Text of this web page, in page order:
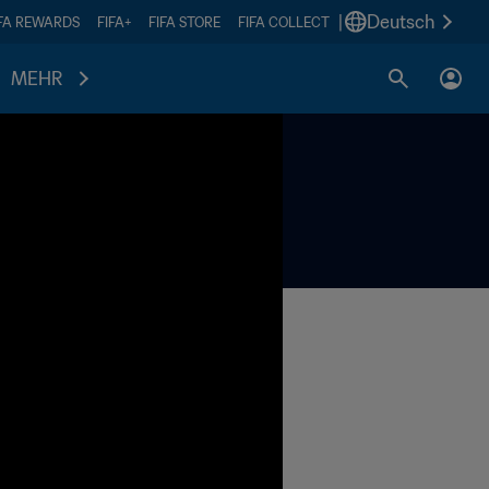
REWARDS FIFA+ FIFA STORE FIFA COLLECT Deutsch
MEHR